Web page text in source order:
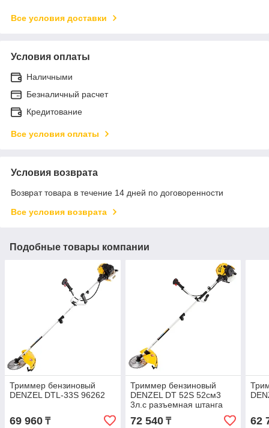
Все условия доставки
Условия оплаты
Наличными
Безналичный расчет
Кредитование
Все условия оплаты
Условия возврата
Возврат товара в течение 14 дней по договоренности
Все условия возврата
Подобные товары компании
Триммер бензиновый
DENZEL DTL-33S 96262
69 960 ₸
Триммер бензиновый
DENZEL DT 52S 52см3
3л.с разъемная штанга
72 540₸ 62